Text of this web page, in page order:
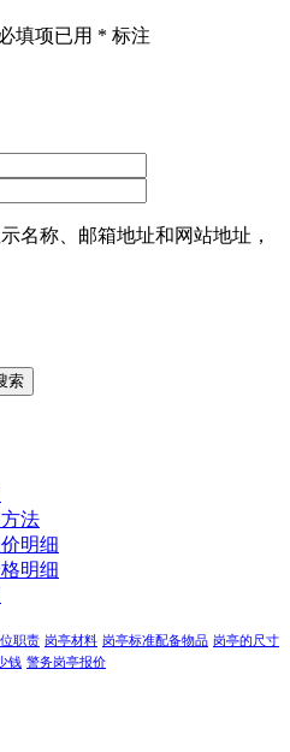
填项已用 * 标注
名称、邮箱地址和网站地址，
索
法
明细
明细
职责 岗亭材料 岗亭标准配备物品 岗亭的尺寸
钱 警务岗亭报价